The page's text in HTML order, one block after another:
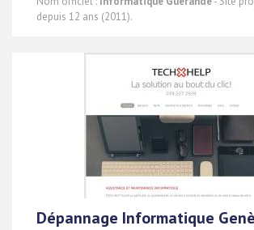
depuis 12 ans (2011).
Dépannage Informatique